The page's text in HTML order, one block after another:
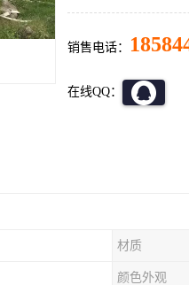
销售电话：
在线QQ：
材质
颜色外观